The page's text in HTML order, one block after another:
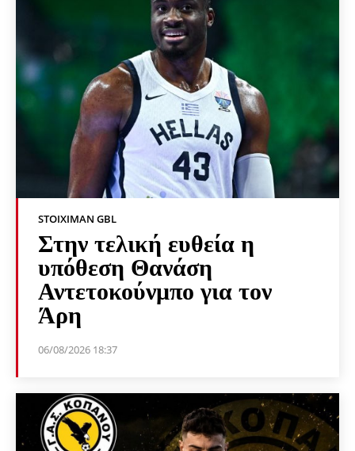
STOIXIMAN GBL
Στην τελική ευθεία η
υπόθεση Θανάση
Αντετοκούνμπο για τον
Άρη
06/08/2026 18:37